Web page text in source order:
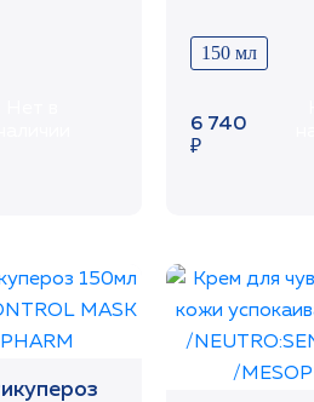
150 мл
6 740
₽